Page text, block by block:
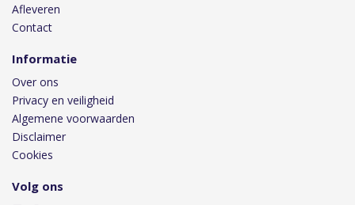
Afleveren
Contact
Informatie
Over ons
Privacy en veiligheid
Algemene voorwaarden
Disclaimer
Cookies
Volg ons